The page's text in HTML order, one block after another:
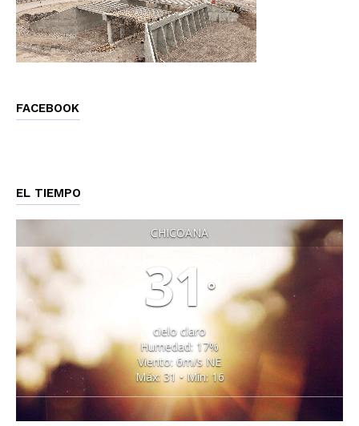
FACEBOOK
EL TIEMPO
CHICOANA
31 °
cielo claro
Humedad: 17%
Viento: 6m/s NE
Máx: 31 • Mín: 16